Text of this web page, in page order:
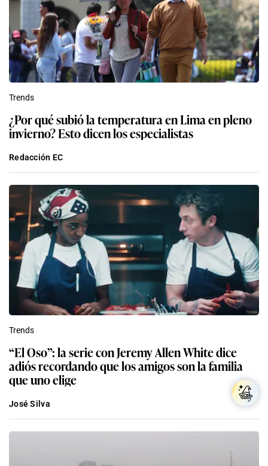
Trends
¿Por qué subió la temperatura en Lima en pleno
invierno? Esto dicen los especialistas
Redacción EC
Trends
“El Oso”: la serie con Jeremy Allen White dice
adiós recordando que los amigos son la familia
que uno elige
José Silva